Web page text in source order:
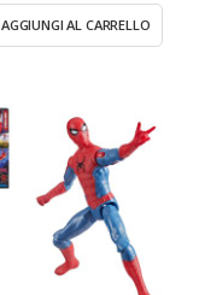
AGGIUNGI AL CARRELLO